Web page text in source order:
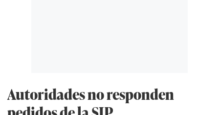
Autoridades no responden